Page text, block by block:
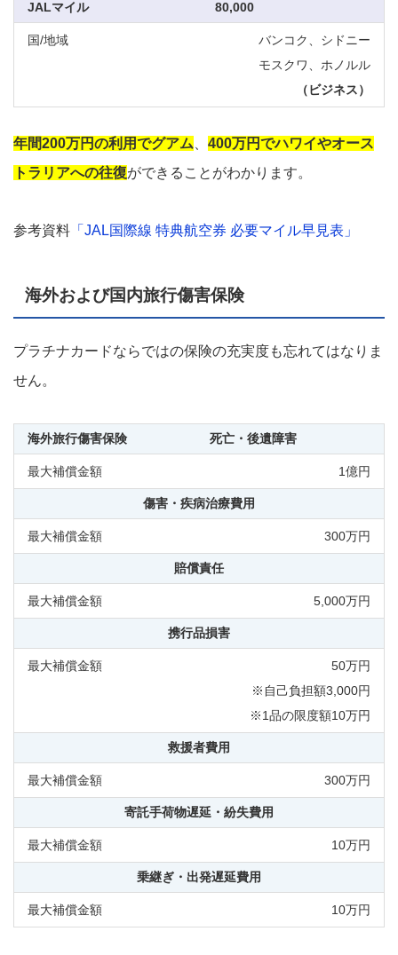
80,000
バンコク、シドニー
モスクワ、ホノルル
（ビジネス）
年間200万円の利用でグアム
400万円でハワイやオース
トラリアへの往復ができることがわかります。
参考資料 「JAL国際線 特典航空券 必要マイル早見表」
海外および国内旅行傷害保険
プラチナカードならではの保険の充実度も忘れてはなりま
せん。
死亡・後遺障害
1億円
傷害・疾病治療費用
300万円
賠償責任
5,000万円
携行品損害
50万円
※自己負担額3,000円
※1品の限度額10万円
救援者費用
300万円
寄託手荷物遅延・紛失費用
10万円
乗継ぎ・出発遅延費用
10万円